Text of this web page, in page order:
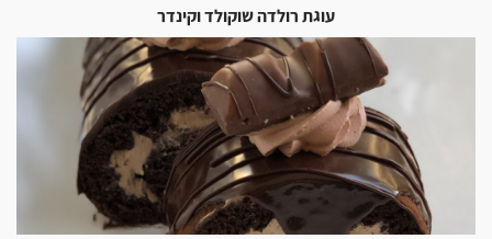
עוגת רולדה שוקולד וקינדר